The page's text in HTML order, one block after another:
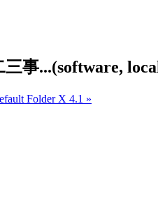
事...(software,
Folder X 4.1 »